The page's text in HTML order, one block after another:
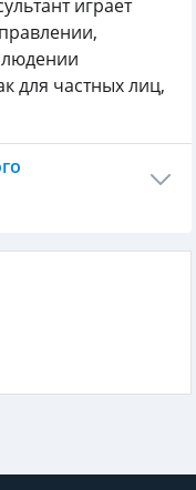
играет
для частных лиц,